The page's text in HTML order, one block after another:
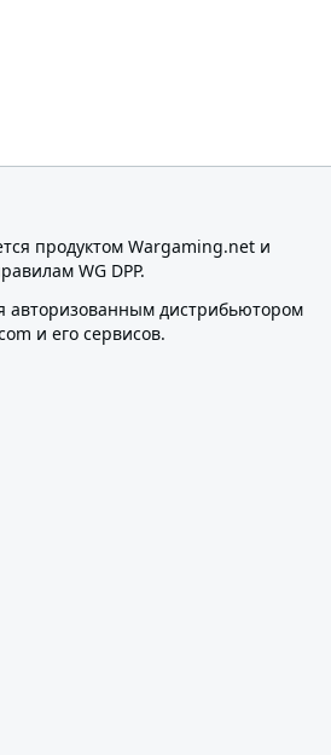
продуктом Wargaming.net и
WG DPP.
авторизованным дистрибьютором
и его сервисов.